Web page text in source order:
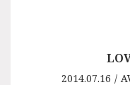
2014.07.16
2014.07.16
2014.07.16